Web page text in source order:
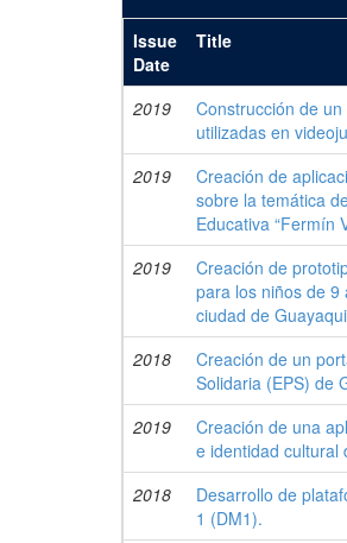
Issue
Date
Title
2019
Construcción de
utilizadas en
2019
Creación de
sobre la temática
Educativa “Fermín
2019
Creación de
para los niños de 9
ciudad de
2018
Creación de un
Solidaria (EPS) de
2019
Creación de una
e identidad cultural
2018
Desarrollo de
1 (DM1).